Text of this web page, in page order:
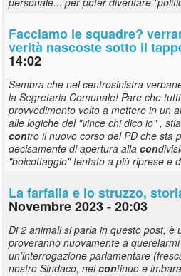
Facciamo le squadre?
verità nascoste sotto il
14:02
Sembra che nel centrosinistra
la Segretaria Comunale! Pare che
provvedimento volto a mettere in un
alle logiche del "vince chi dico io" ,
contro il nuovo corso del PD che sta
decisamente di apertura alla con
"boicottaggio" tentato a più riprese e
La farfalla e lo struzzo,
Novembre 2023 - 20:03
Di 2 animali si parla in questo post, è
proveranno nuovamente a
un'interrogazione parlamentare
nostro Sindaco, nelcontinuo e